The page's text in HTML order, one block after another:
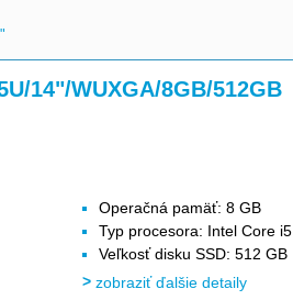
14"/WUXGA/8GB/512GB
Operačná pamäť: 8 GB
Typ procesora: Intel Core i5
Veľkosť disku SSD: 512 GB
zobraziť ďalšie detaily